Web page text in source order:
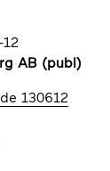
AB (publ)
130612